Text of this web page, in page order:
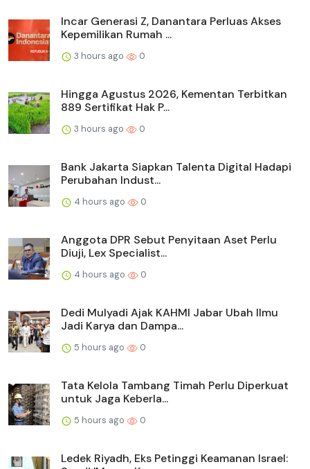
Incar Generasi Z, Danantara Perluas Akses
Kepemilikan Rumah ...
3 hours ago 0
Hingga Agustus 2026, Kementan Terbitkan
889 Sertifikat Hak P...
3 hours ago 0
Bank Jakarta Siapkan Talenta Digital Hadapi
Perubahan Indust...
4 hours ago 0
Anggota DPR Sebut Penyitaan Aset Perlu
Diuji, Lex Specialist...
4 hours ago 0
Dedi Mulyadi Ajak KAHMI Jabar Ubah Ilmu
Jadi Karya dan Dampa...
5 hours ago 0
Tata Kelola Tambang Timah Perlu Diperkuat
untuk Jaga Keberla...
5 hours ago 0
Ledek Riyadh, Eks Petinggi Keamanan Israel: